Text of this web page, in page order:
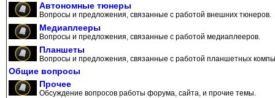
Автономные тюнеры
Вопросы и предложения, связанные с работой внешних тюнеров.
Медиаплееры
Вопросы и предложения, связанные с работой медиаплееров.
Планшеты
Вопросы и предложения, связанные с работой планшетных
Общие вопросы
Прочее
Обсуждение вопросов работы форума, сайта, и прочие темы.